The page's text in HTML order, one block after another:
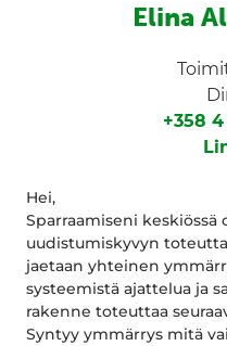
Elina
+358
Hei,
Sparraamiseni
uudistumiskyvyn
jaetaan yhteinen
systeemistä ajattelua ja
rakenne toteuttaa
Syntyy ymmärrys mitä